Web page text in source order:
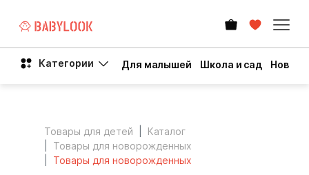
Категории Для малышей Школа и сад Новый
Товары для детей
Каталог
Товары для новорожденных
Товары для новорожденных